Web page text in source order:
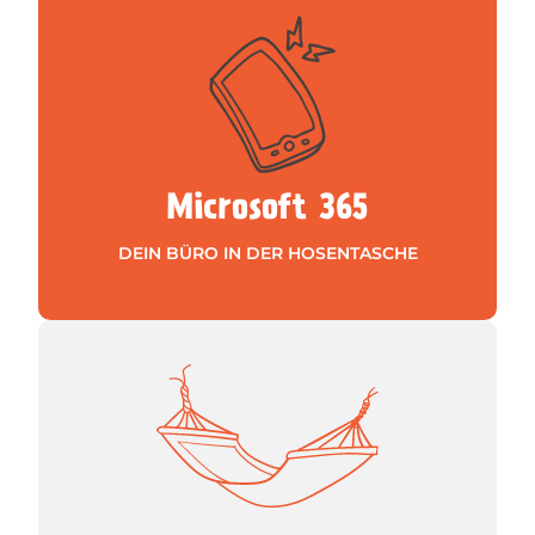
Microsoft 365
DEIN BÜRO IN DER HOSENTASCHE
Problemen: Datenablage,
Kommunikation, Dokumentation,
Aufgaben- und Zeitmanagement.
an welcher Schraube es liegt und
drehen sie schnellstmöglich wieder